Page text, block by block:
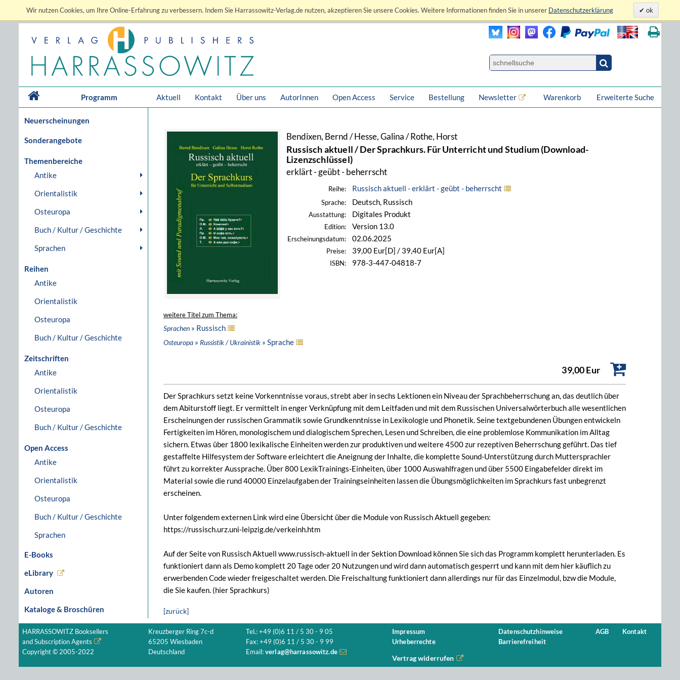
Wir nutzen Cookies, um Ihre Online-Erfahrung zu verbessern. Indem Sie Harrassowitz-Verlag.de nutzen, akzeptieren Sie unsere Cookies. Weitere Informationen finden Sie in unserer Datenschutzerklärung ok
Programm Aktuell Kontakt Über uns AutorInnen Open Access Service Bestellung Newsletter Erweiterte Suche
Warenkorb
Neuerscheinungen
Sonderangebote
Themenbereiche
Antike
Orientalistik
Osteuropa
Buch / Kultur / Geschichte
Sprachen
Reihen
Antike
Orientalistik
Osteuropa
Buch / Kultur / Geschichte
Zeitschriften
Antike
Orientalistik
Osteuropa
Buch / Kultur / Geschichte
Open Access
Antike
Orientalistik
Osteuropa
Buch / Kultur / Geschichte
Sprachen
E-Books
eLibrary
Autoren
Kataloge & Broschüren
Bendixen, Bernd / Hesse, Galina / Rothe, Horst
Russisch aktuell / Der Sprachkurs. Für Unterricht und Studium (Download-
Lizenzschlüssel)
erklärt - geübt - beherrscht
Reihe: Russisch aktuell - erklärt - geübt - beherrscht
Sprache: Deutsch, Russisch
Ausstattung: Digitales Produkt
Edition: Version 13.0
Erscheinungsdatum: 02.06.2025
Preise: 39,00 Eur[D] / 39,40 Eur[A]
ISBN: 978-3-447-04818-7
weitere Titel zum Thema:
Sprachen » Russisch
Osteuropa » Russistik / Ukrainistik » Sprache
39,00 Eur
Der Sprachkurs setzt keine Vorkenntnisse voraus, strebt aber in sechs Lektionen ein Niveau der Sprachbeherrschung an, das deutlich über
dem Abiturstoff liegt. Er vermittelt in enger Verknüpfung mit dem Leitfaden und mit dem Russischen Universalwörterbuch alle wesentlichen
Erscheinungen der russischen Grammatik sowie Grundkenntnisse in Lexikologie und Phonetik. Seine textgebundenen Übungen entwickeln
Fertigkeiten im Hören, monologischem und dialogischem Sprechen, Lesen und Schreiben, die eine problemlose Kommunikation im Alltag
sichern. Etwas über 1800 lexikalische Einheiten werden zur produktiven und weitere 4500 zur rezeptiven Beherrschung geführt. Das tief
gestaffelte Hilfesystem der Software erleichtert die Aneignung der Inhalte, die komplette Sound-Unterstützung durch Muttersprachler
führt zu korrekter Aussprache. Über 800 LexikTrainings-Einheiten, über 1000 Auswahlfragen und über 5500 Eingabefelder direkt im
Material sowie die rund 40000 Einzelaufgaben der Trainingseinheiten lassen die Übungsmöglichkeiten im Sprachkurs fast unbegrenzt
erscheinen.
Unter folgendem externen Link wird eine Übersicht über die Module von Russisch Aktuell gegeben:
https://russisch.urz.uni-leipzig.de/verkeinh.htm
Auf der Seite von Russisch Aktuell www.russisch-aktuell in der Sektion Download können Sie sich das Programm komplett herunterladen. Es
funktioniert dann als Demo komplett 20 Tage oder 20 Nutzungen und wird dann automatisch gesperrt und kann mit dem hier käuflich zu
erwerbenden Code wieder freigeschaltet werden. Die Freischaltung funktioniert dann allerdings nur für das Einzelmodul, bzw die Module,
die Sie kaufen. (hier Sprachkurs)
[zurück]
HARRASSOWITZ Booksellers
and Subscription Agents
Copyright © 2005-2022
Kreuzberger Ring 7c-d
65205 Wiesbaden
Deutschland
Tel.: +49 (0)6 11 / 5 30 - 9 05
Fax: +49 (0)6 11 / 5 30 - 9 99
Email: verlag@harrassowitz.de
Impressum
Urheberrechte
Datenschutzhinweise
Barrierefreiheit
AGB Kontakt
Vertrag widerrufen